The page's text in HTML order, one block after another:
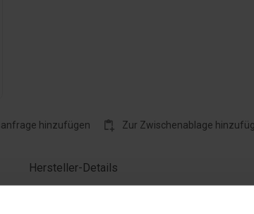
hinzufügen Zur Zwischenablage
Hersteller-Details